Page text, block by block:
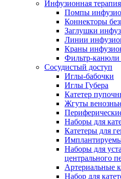
Инфузионная терапия
Помпы
Коннекторы
Заглушки
Линии
Краны
Фильтр-
Сосудистый доступ
Иглы-бабочки
Иглы Губера
Катетер
Жгуты
Наборы для
Катетеры для
Наборы для
центрального
Артериальные
Набор для